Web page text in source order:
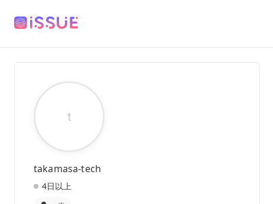
t
takamasa-tech
4日以上